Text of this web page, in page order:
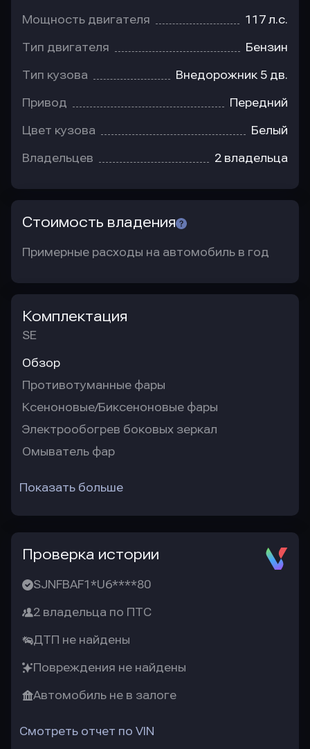
Мощность двигателя 117 л.с.
Тип двигателя Бензин
Тип кузова Внедорожник 5 дв.
Привод Передний
Цвет кузова Белый
Владельцев 2 владельца
Стоимость владения
Примерные расходы на автомобиль в год
Комплектация
SE
Обзор
Противотуманные фары
Ксеноновые/Биксеноновые фары
Электрообогрев боковых зеркал
Омыватель фар
Показать больше
Проверка истории
SJNFBAF1*U6****80
2 владельца по ПТС
ДТП не найдены
Повреждения не найдены
Автомобиль не в залоге
Смотреть отчет по VIN